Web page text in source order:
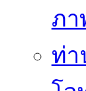
ภ
ท่า